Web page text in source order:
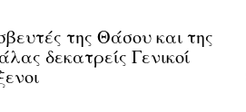
της Θάσου και της
δεκατρείς Γενικοί